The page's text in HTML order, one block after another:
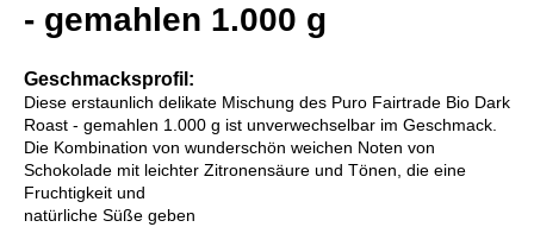
- gemahlen 1.000 g
Geschmacksprofil:
Diese erstaunlich delikate Mischung des Puro Fairtrade Bio Dark
Roast - gemahlen 1.000 g ist unverwechselbar im Geschmack.
Die Kombination von wunderschön weichen Noten von
Schokolade mit leichter Zitronensäure und Tönen, die eine
Fruchtigkeit und
natürliche Süße geben